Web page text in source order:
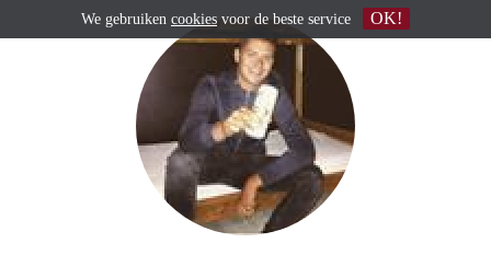
We gebruiken cookiesvoor de beste service OK!